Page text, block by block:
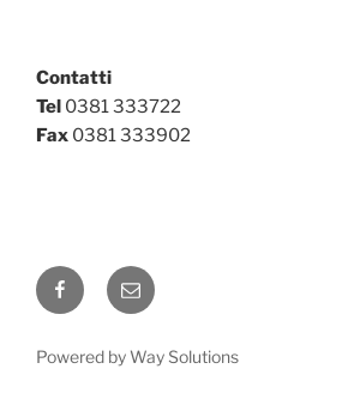
Contatti
Tel 0381 333722
Fax 0381 333902
Powered by Way Solutions